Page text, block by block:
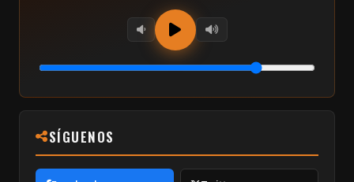
SÍGUENOS